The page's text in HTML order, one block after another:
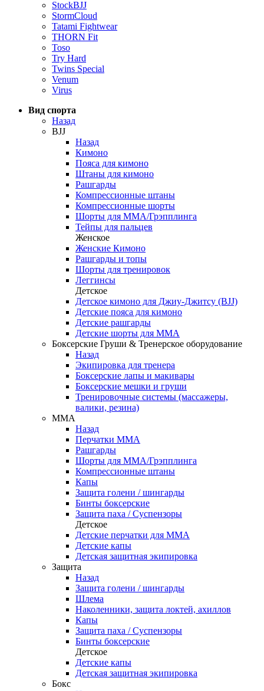
StockBJJ
StormCloud
Tatami Fightwear
THORN Fit
Toso
Try Hard
Twins Special
Venum
Virus
Вид спорта
Назад
BJJ
Назад
Кимоно
Пояса для кимоно
Штаны для кимоно
Рашгарды
Компрессионные штаны
Компрессионные шорты
Шорты для ММА/Грэпплинга
Тейпы для пальцев
Женское
Женские Кимоно
Рашгарды и топы
Шорты для тренировок
Леггинсы
Детское
Детское кимоно для Джиу-Джитсу (BJJ)
Детские пояса для кимоно
Детские рашгарды
Детские шорты для ММА
Боксерские Груши & Тренерское оборудование
Назад
Экипировка для тренера
Боксерские лапы и макивары
Боксерские мешки и груши
Тренировочные системы (массажеры,
валики, резина)
ММА
Назад
Перчатки ММА
Рашгарды
Шорты для ММА/Грэпплинга
Компрессионные штаны
Капы
Защита голени / шингарды
Бинты боксерские
Защита паха / Суспензоры
Детское
Детские перчатки для ММА
Детские капы
Детская защитная экипировка
Защита
Назад
Защита голени / шингарды
Шлема
Наколенники, защита локтей, ахиллов
Капы
Защита паха / Суспензоры
Бинты боксерские
Детское
Детские капы
Детская защитная экипировка
Бокс